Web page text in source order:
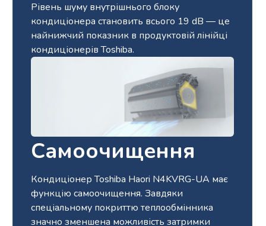
Рівень шуму внутрішнього блоку
кондиціонера становить всього 19 dB — це
найнижчий показник в продуктовій лінійці
кондиціонерів Toshiba.
Самоочищення
Кондиціонер Toshiba Haori N4KVRG-UA має
функцію самоочищення. Завдяки
спеціальному покриттю теплообмінника
значно зменшена можливість затримки